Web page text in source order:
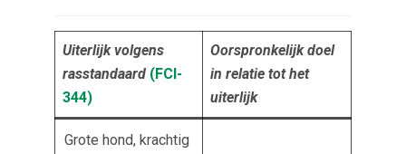
Uiterlijk volgens
rasstandaard (FCI-
344)
Oorspronkelijk doel
in relatie tot het
uiterlijk
Grote hond, krachtig